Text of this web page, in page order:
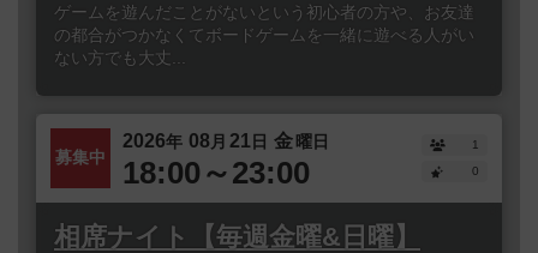
ゲームを遊んだことがないという初心者の方や、お友達
の都合がつかなくてボードゲームを一緒に遊べる人がい
ない方でも大丈...
募集中
2026年 08 月 21日 金曜日
18:00～23:00
1
0
相席ナイト【毎週金曜&日曜】